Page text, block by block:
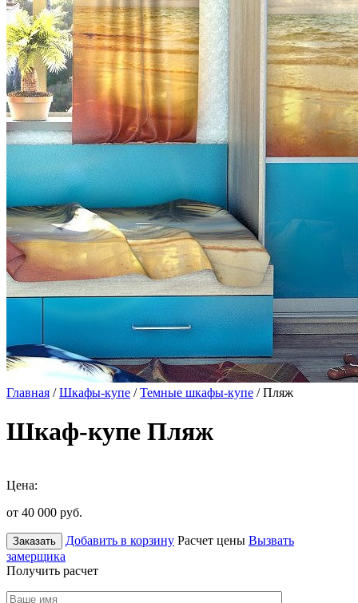
Главная /Шкафы-купе /Темные шкафы-купе / Пляж
Шкаф-купе Пляж
Цена:
от 40 000 руб.
Заказать Добавить в корзину Расчет цены Вызвать
замерщика
Получить расчет